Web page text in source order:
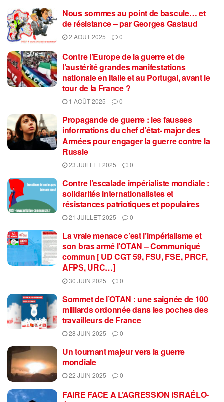
Nous sommes au point de bascule… et
de résistance – par Georges Gastaud
2 AOÛT 2025 0
Contre l’Europe de la guerre et de
l’austérité grandes manifestations
nationale en Italie et au Portugal, avant le
tour de la France ?
1 AOÛT 2025 0
Propagande de guerre : les fausses
informations du chef d’état- major des
Armées pour engager la guerre contre la
Russie
23 JUILLET 2025 0
Contre l’escalade impérialiste mondiale :
solidarités internationalistes et
résistances patriotiques et populaires
21 JUILLET 2025 0
La vraie menace c’est l’impérialisme et
son bras armé l’OTAN – Communiqué
commun [ UD CGT 59, FSU, FSE, PRCF,
AFPS, URC…]
30 JUIN 2025 0
Sommet de l’OTAN : une saignée de 100
milliards ordonnée dans les poches des
travailleurs de France
28 JUIN 2025 0
Un tournant majeur vers la guerre
mondiale
22 JUIN 2025 0
FAIRE FACE A L’AGRESSION ISRAÉLO-